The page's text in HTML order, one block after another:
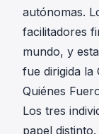
autónomas.
facilitadores
mundo, y
fue dirigida la
Quiénes
Los tres
papel